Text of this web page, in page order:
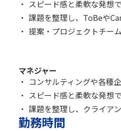
スピード感と柔軟な発想
課題を整理し、ToBeや
提案・プロジェクトチー
マネジャー
コンサルティングや各種
スピード感と柔軟な発想
課題を整理し、クライア
勤務時間